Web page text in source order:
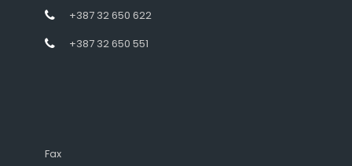
+387 32 650 622
+387 32 650 551
Fax